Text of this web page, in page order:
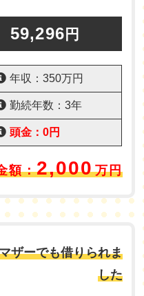
59,296 円
年収：350万円
勤続年数：3年
頭金：0円
額：2,000万円
ザーでも借りられま
した